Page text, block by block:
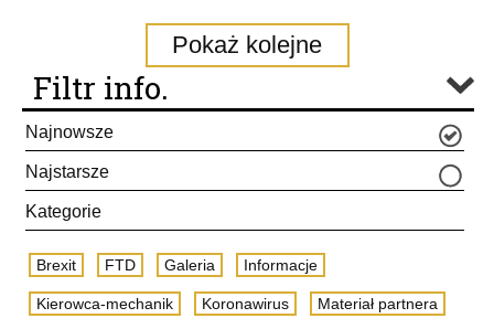
Pokaż kolejne
Filtr info.
Najnowsze
Najstarsze
Kategorie
Brexit FTD Galeria Informacje
Kierowca-mechanik Koronawirus Materiał partnera